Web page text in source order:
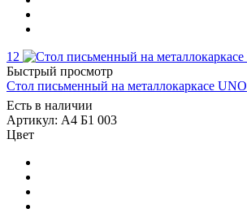
12
Быстрый просмотр
Стол письменный на металлокаркасе UNO
Есть в наличии
Артикул: А4 Б1 003
Цвет